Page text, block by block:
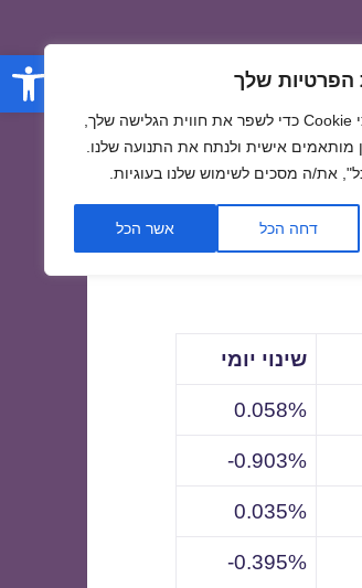
פתח הפרטיות שלך
אנו משתמשים בקובצי Cookie כדי לשפר את חווית הגלישה שלך,
מותאמים אישית ולנתח את התנועה שלנו.
את/ה מסכים לשימוש שלנו בעוגיות.
דחה הכל אשר הכל
שינוי יומי
0.058%
0.903%-
0.035%
0.395%-